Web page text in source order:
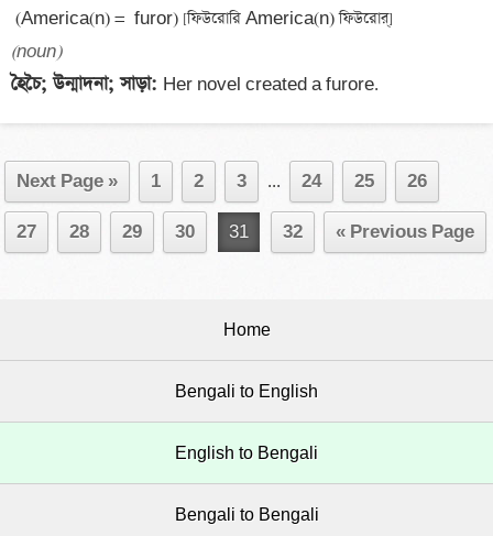
(America(n) =
(noun)
হৈচৈ; উন্মাদনা; সাড়া: Her novel created a furore.
Next Page » 1 2 3 ... 24 25 26
27 28 29 30 31 32 « Previous Page
Home
Bengali to English
English to Bengali
Bengali to Bengali